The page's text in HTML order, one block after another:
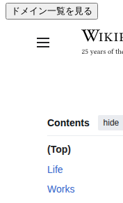
ドメイン一覧を見る